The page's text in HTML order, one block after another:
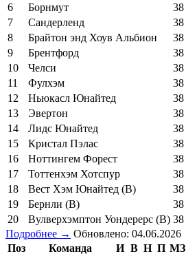
6
Борнмут 38
7
Сандерленд 38
8
Брайтон энд Хоув Альбион 38
9
Брентфорд 38
10
Челси 38
11
Фулхэм 38
12
Ньюкасл Юнайтед 38
13
Эвертон 38
14
Лидс Юнайтед 38
15
Кристал Пэлас 38
16
Ноттингем Форест 38
17
Тоттенхэм Хотспур 38
18
Вест Хэм Юнайтед (В) 38
19
Бернли (В) 38
20
Вулверхэмптон Уондерерс (В) 38
Подробнее → Обновлено: 04.06.2026
Поз
Команда И В Н П МЗ